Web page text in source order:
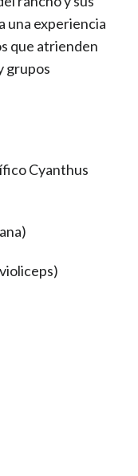
una experiencia
que atrienden
grupos
Cyanthus